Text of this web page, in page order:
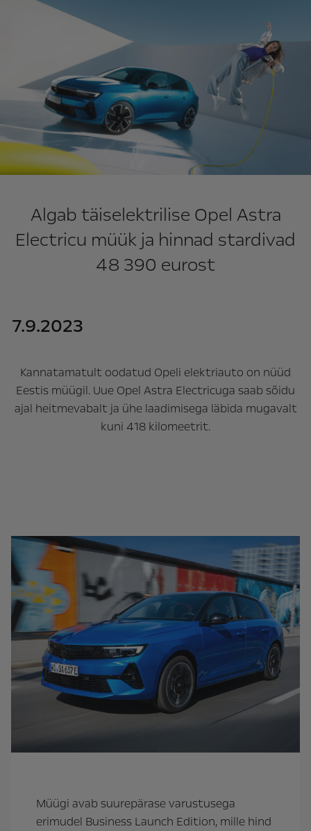
Algab täiselektrilise Opel Astra
Electricu müük ja hinnad stardivad
48 390 eurost
7.9.2023
Kannatamatult oodatud Opeli elektriauto on nüüd
Eestis müügil. Uue Opel Astra Electricuga saab sõidu
ajal heitmevabalt ja ühe laadimisega läbida mugavalt
kuni 418 kilomeetrit.
Müügi avab suurepärase varustusega
erimudel Business Launch Edition, mille hind